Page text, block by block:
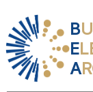
B
E
A